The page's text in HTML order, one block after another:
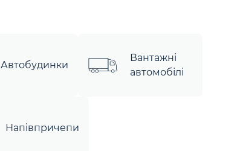
Автобудинки
Вантажні
автомобілі
Напівпричепи